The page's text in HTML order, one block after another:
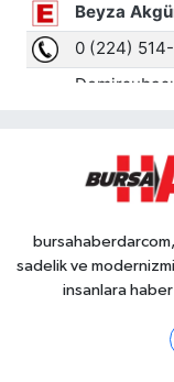
sadelik ve
insanlara